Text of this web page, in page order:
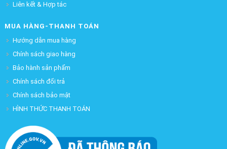
Liên kết & Hợp tác
MUA HÀNG-THANH TOÁN
Hướng dẫn mua hàng
Chính sách giao hàng
Bảo hành sản phẩm
Chính sách đổi trả
Chính sách bảo mật
HÌNH THỨC THANH TOÁN